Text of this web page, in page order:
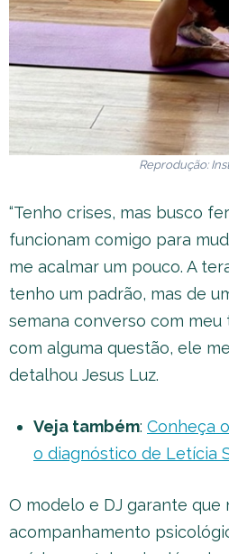
Reprodução:
“Tenho crises, mas busco
funcionam comigo para
me acalmar um pouco. A
tenho um padrão, mas de
semana converso com
com alguma questão, ele
detalhou Jesus Luz.
Veja também: Conheça
o diagnóstico de Letícia
O modelo e DJ garante que
acompanhamento